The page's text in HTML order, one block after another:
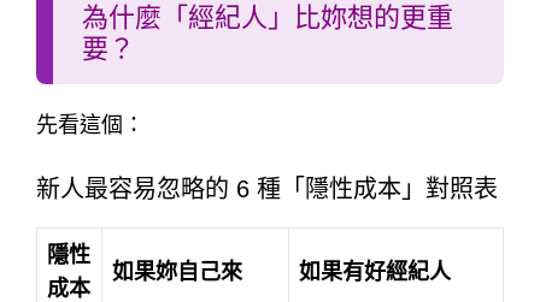
為什麼「經紀人」比妳想的更重
要？
先看這個：
新人最容易忽略的 6 種「隱性成本」對照表
隱性
成本
如果妳自己來 如果有好經紀人